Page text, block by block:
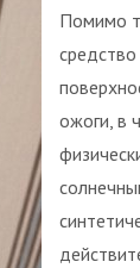
Помимо
ожоги, в